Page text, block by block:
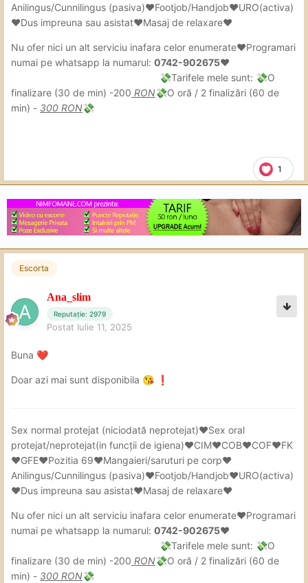
1
Anilingus/Cunnilingus (pasiva)❤Footjob/Handjob❤URO(activa)
❤Dus impreuna sau asistat❤Masaj de relaxare❤
Nu ofer nici un alt serviciu inafara celor enumerate❤Programari
numai pe whatsapp la numarul: 0742-902675❤
💸Tarifele mele sunt: 💸O
finalizare (30 de min) -200 RON💸O oră / 2 finalizări (60 de
min) - 300 RON💸
Escorta
Ana_slim
Reputație: 2979
Postat Iulie 11, 2025
Buna ❤️
Doar azi mai sunt disponibila 😘 ❗
Sex normal protejat (niciodată neprotejat)❤Sex oral
protejat/neprotejat(in funcții de igiena)❤CIM❤COB❤COF❤FK
❤GFE❤Pozitia 69❤Mangaieri/saruturi pe corp❤
Anilingus/Cunnilingus (pasiva)❤Footjob/Handjob❤URO(activa)
❤Dus impreuna sau asistat❤Masaj de relaxare❤
Nu ofer nici un alt serviciu inafara celor enumerate❤Programari
numai pe whatsapp la numarul: 0742-902675❤
💸Tarifele mele sunt: 💸O
finalizare (30 de min) -200 RON💸O oră / 2 finalizări (60 de
min) - 300 RON💸